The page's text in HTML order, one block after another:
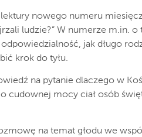
nowego numeru
ludzie?” W numerze m.in.
jak długo
krok do tyłu.
na pytanie dlaczego w
cudownej mocy ciał osób
na temat głodu we